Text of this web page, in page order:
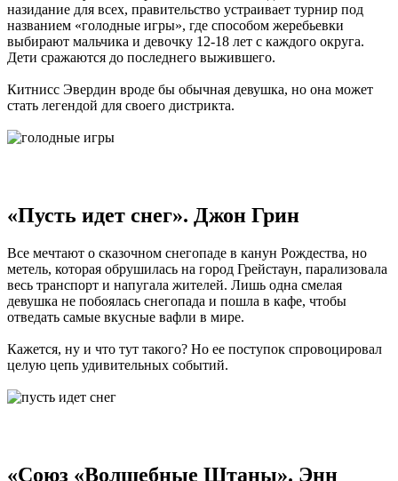
назидание для всех, правительство устраивает турнир под
названием «голодные игры», где способом жеребьевки
выбирают мальчика и девочку 12-18 лет с каждого округа.
Дети сражаются до последнего выжившего.
Китнисс Эвердин вроде бы обычная девушка, но она может
стать легендой для своего дистрикта.
«Пусть идет снег». Джон Грин
Все мечтают о сказочном снегопаде в канун Рождества, но
метель, которая обрушилась на город Грейстаун, парализовала
весь транспорт и напугала жителей. Лишь одна смелая
девушка не побоялась снегопада и пошла в кафе, чтобы
отведать самые вкусные вафли в мире.
Кажется, ну и что тут такого? Но ее поступок спровоцировал
целую цепь удивительных событий.
«Союз «Волшебные Штаны». Энн